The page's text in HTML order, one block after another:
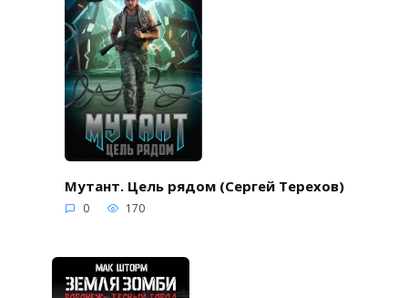
Мутант. Цель рядом (Сергей Терехов)
0 170